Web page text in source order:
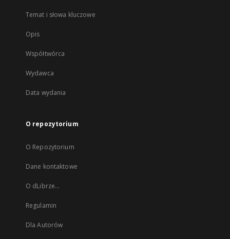
Temat i słowa kluczowe
Opis
Współtwórca
Wydawca
Data wydania
O repozytorium
O Repozytorium
Dane kontaktowe
O dLibrze...
Regulamin
Dla Autorów